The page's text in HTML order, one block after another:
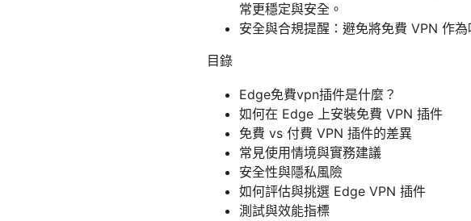
常更穩定與安全。
安全與合規提醒：避免將免費 VPN 作
目錄
Edge免費vpn插件是什麼？
如何在 Edge 上安裝免費 VPN 插件
免費 vs 付費 VPN 插件的差異
常見使用情境與實務建議
安全性與隱私風險
如何評估與挑選 Edge VPN 插件
測試與效能指標